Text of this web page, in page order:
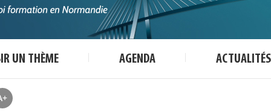
UN THÈME AGENDA ACTUALITÉS